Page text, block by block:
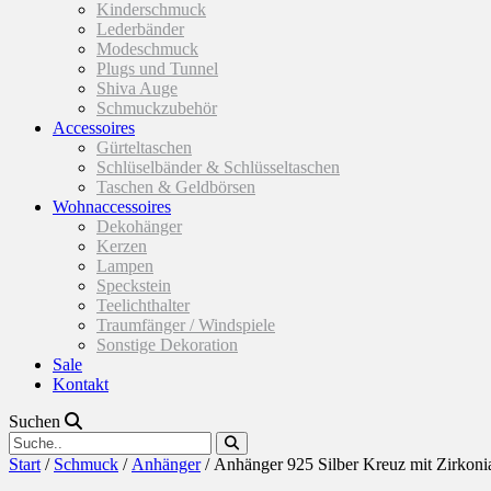
Kinderschmuck
Lederbänder
Modeschmuck
Plugs und Tunnel
Shiva Auge
Schmuckzubehör
Accessoires
Gürteltaschen
Schlüselbänder & Schlüsseltaschen
Taschen & Geldbörsen
Wohnaccessoires
Dekohänger
Kerzen
Lampen
Speckstein
Teelichthalter
Traumfänger / Windspiele
Sonstige Dekoration
Sale
Kontakt
Suchen
Start / Schmuck / Anhänger/ Anhänger 925 Silber Kreuz mit